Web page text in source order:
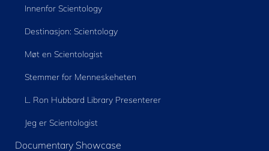
Innenfor Scientology
Destinasjon: Scientology
Møt en Scientologist
Stemmer for Menneskeheten
L. Ron Hubbard Library Presenterer
Jeg er Scientologist
Documentary Showcase